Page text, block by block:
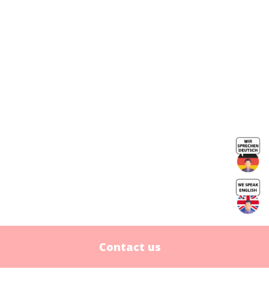
Contact us